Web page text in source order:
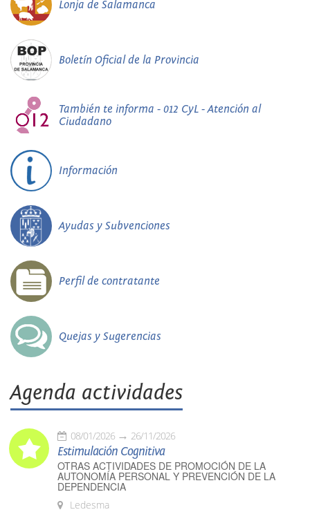
Lonja de Salamanca
Boletín Oficial de la Provincia
También te informa - 012 CyL - Atención al
Ciudadano
Información
Ayudas y Subvenciones
Perfil de contratante
Quejas y Sugerencias
Agenda actividades
08/01/2026 26/11/2026
Estimulación Cognitiva
OTRAS ACTIVIDADES DE PROMOCIÓN DE LA
AUTONOMÍA PERSONAL Y PREVENCIÓN DE LA
DEPENDENCIA
Ledesma